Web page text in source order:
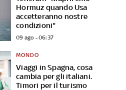
Hormuz quando Usa
accetteranno nostre
condizioni"
09 ago - 06:37
Viaggi in Spagna, cosa
cambia per gli italiani.
Timori per il turismo
MONDO